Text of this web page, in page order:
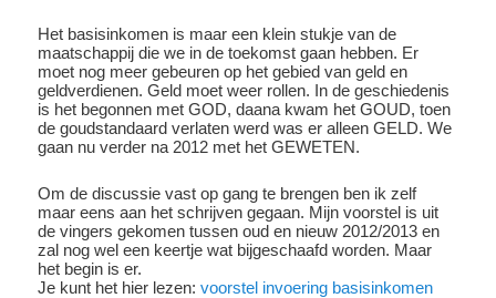
Het basisinkomen is maar een klein stukje van de
maatschappij die we in de toekomst gaan hebben. Er
moet nog meer gebeuren op het gebied van geld en
geldverdienen. Geld moet weer rollen. In de geschiedenis
is het begonnen met GOD, daana kwam het GOUD, toen
de goudstandaard verlaten werd was er alleen GELD. We
gaan nu verder na 2012 met het GEWETEN.
Om de discussie vast op gang te brengen ben ik zelf
maar eens aan het schrijven gegaan. Mijn voorstel is uit
de vingers gekomen tussen oud en nieuw 2012/2013 en
zal nog wel een keertje wat bijgeschaafd worden. Maar
het begin is er.
Je kunt het hier lezen:voorstel invoering basisinkomen